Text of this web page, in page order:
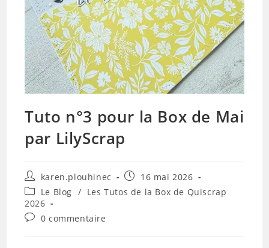
Tuto n°3 pour la Box de Mai
par LilyScrap
Auteur/autrice
de
la
publication :
karen.plouhinec
Publication
publiée :
16 mai 2026
Post
category:
Le Blog / Les Tutos de la Box de Quiscrap
2026
Commentaires
0 commentaire